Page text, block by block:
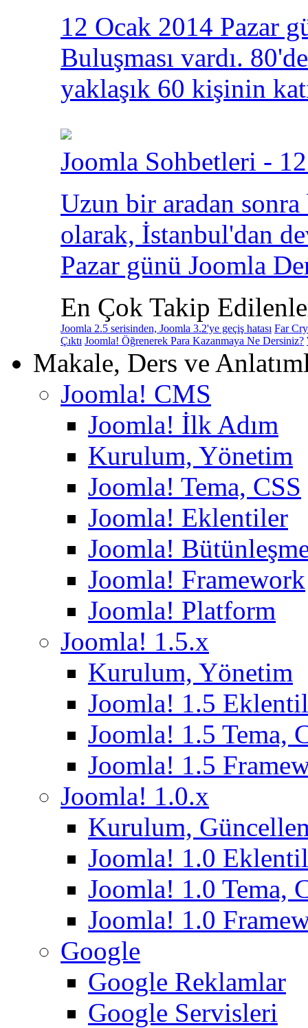
12 Ocak 2014 Pazar
Buluşması vardı.
yaklaşık 60 kişinin
Joomla Sohbetleri -
Uzun bir aradan
olarak, İstanbul'dan
Pazar günü Joomla
En Çok Takip
Joomla 2.5 serisinden, Joomla 3.2'ye geçiş hatası Far
Çıktı Joomla! Öğrenerek Para Kazanmaya Ne Dersiniz?
Makale, Ders ve
Joomla! CMS
Joomla! İlk Adım
Kurulum, Yönetim
Joomla! Tema, CSS
Joomla! Eklentiler
Joomla!
Joomla! Framework
Joomla! Platform
Joomla! 1.5.x
Kurulum, Yönetim
Joomla! 1.5
Joomla! 1.5 Tema,
Joomla! 1.5
Joomla! 1.0.x
Kurulum,
Joomla! 1.0
Joomla! 1.0 Tema,
Joomla! 1.0
Google
Google Reklamlar
Google Servisleri